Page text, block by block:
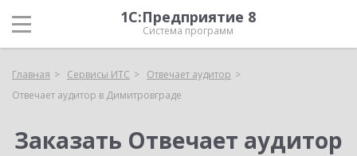
1С:Предприятие 8
Система программ
Главная Сервисы ИТС
Отвечает аудитор
Отвечает аудитор в Димитровграде
Заказать Отвечает аудитор